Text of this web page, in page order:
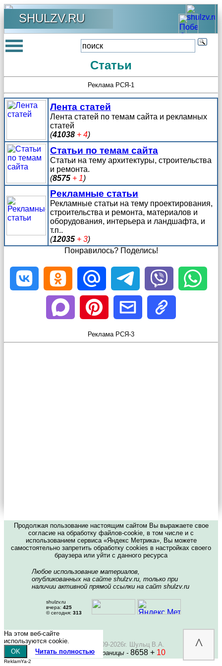
SHULZV.RU
Статьи
Реклама РСЯ-1
Лента статей
Лента статей по темам сайта и рекламных
статей
(41038 + 4)
Статьи по темам сайта
Статьи на тему архитектуры, строительства
и ремонта.
(8575 + 1)
Рекламные статьи
Рекламные статьи на тему проектирования,
строительства и ремонта, материалов и
оборудования, интерьера и ландшафта, и
т.п..
(12035 + 3)
Понравилось? Поделись!
Реклама РСЯ-3
Продолжая пользование настоящим сайтом Вы выражаете свое
согласие на обработку файлов-cookie, в том числе и с
использованием сервиса «Яндекс Метрика», Вы можете
самостоятельно запретить обработку cookies в настройках своего
браузера или уйти с данного ресурса
Любое использование материалов,
опубликованных на сайте shulzv.ru, только при
наличии активной прямой ссылки на сайт shulzv.ru
shulzv.ru
вчера: 425
© сегодня: 313
Copyright © 2009-2026г. Шульц В.А.
Посещений страницы - 8658 + 10
На этом веб-сайте
используются cookie.
OK
Читать полностью ^
ReklamYa-2